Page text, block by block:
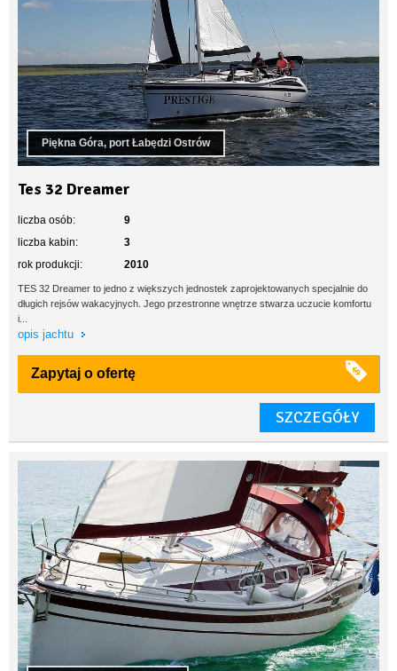
Piękna Góra, port Łabędzi Ostrów
Tes 32 Dreamer
liczba osób:
9
liczba kabin:
3
rok produkcji:
2010
TES 32 Dreamer to jedno z większych jednostek zaprojektowanych specjalnie do
długich rejsów wakacyjnych. Jego przestronne wnętrze stwarza uczucie komfortu
i...
opis jachtu
Zapytaj o ofertę
SZCZEGÓŁY